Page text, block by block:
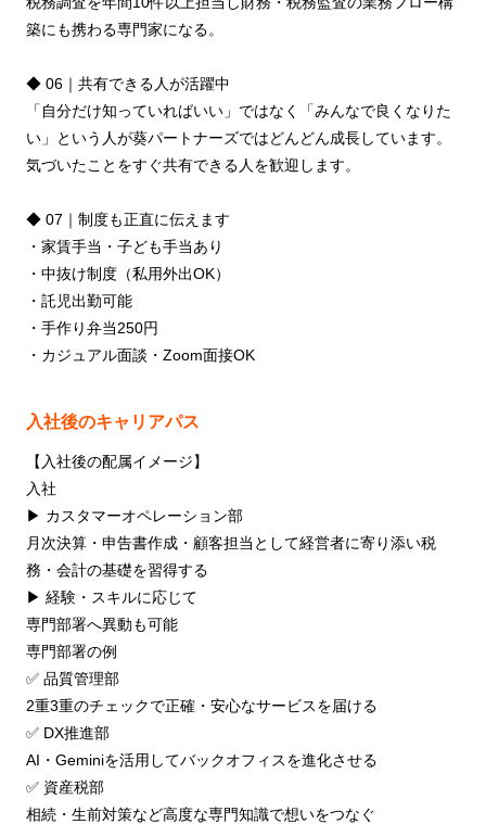
築にも携わる専⾨家になる。
◆ 06｜共有できる⼈が活躍中
「⾃分だけ知っていればいい」ではなく「みんなで良くなりた
い」という⼈が葵パートナーズではどんどん成⻑しています。
気づいたことをすぐ共有できる⼈を歓迎します。
◆ 07｜制度も正直に伝えます
・家賃⼿当・⼦ども⼿当あり
・中抜け制度（私⽤外出OK）
・託児出勤可能
・⼿作り弁当250円
・カジュアル⾯談・Zoom⾯接OK
入社後のキャリアパス
【⼊社後の配属イメージ】
⼊社
▶ カスタマーオペレーション部
⽉次決算・申告書作成・顧客担当として経営者に寄り添い税
務・会計の基礎を習得する
▶ 経験・スキルに応じて
専⾨部署へ異動も可能
専⾨部署の例
✅ 品質管理部
2重3重のチェックで正確・安⼼なサービスを届ける
✅ DX推進部
AI・Geminiを活⽤してバックオフィスを進化させる
✅ 資産税部
相続・⽣前対策など⾼度な専⾨知識で想いをつなぐ